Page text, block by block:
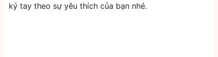
ký tay theo sự yêu thích của bạn nhé.